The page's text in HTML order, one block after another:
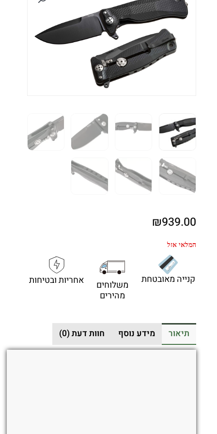
₪939.00
המלאי אזל
קנייה מאובטחת
משלוחים
מהירים
אחריות ובטיחות
תיאור מידע נוסף חוות דעת (0)